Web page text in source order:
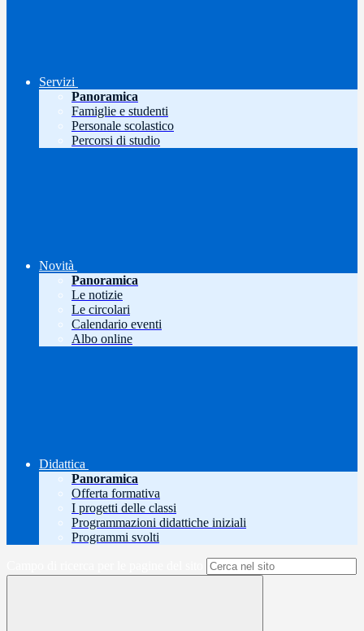
Servizi
Panoramica
Famiglie e studenti
Personale scolastico
Percorsi di studio
Novità
Panoramica
Le notizie
Le circolari
Calendario eventi
Albo online
Didattica
Panoramica
Offerta formativa
I progetti delle classi
Programmazioni didattiche iniziali
Programmi svolti